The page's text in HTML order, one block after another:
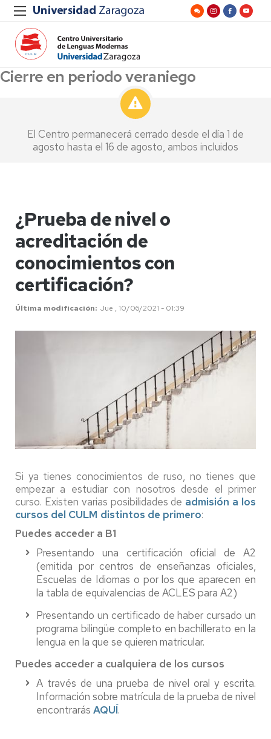
Cierre en periodo veraniego
El Centro permanecerá cerrado desde el día 1 de
agosto hasta el 16 de agosto, ambos incluidos
¿Prueba de nivel o
acreditación de
conocimientos con
certificación?
Última modificación Jue , 10/06/2021 - 01:39
Si ya tienes conocimientos de ruso, no tienes que
empezar a estudiar con nosotros desde el primer
curso. Existen varias posibilidades de admisión a los
cursos del CULM distintos de primero:
Puedes acceder a B1
Presentando una certificación oficial de A2
(emitida por centros de enseñanzas oficiales,
Escuelas de Idiomas o por los que aparecen en
la tabla de equivalencias de ACLES para A2)
Presentando un certificado de haber cursado un
programa bilingüe completo en bachillerato en la
lengua en la que se quieren matricular.
Puedes acceder a cualquiera de los cursos
A través de una prueba de nivel oral y escrita.
Información sobre matrícula de la prueba de nivel
encontrarás AQUÍ.